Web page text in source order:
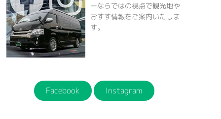
ーならではの視点で観光地や
おすす情報をご案内いたしま
す。
Facebook Instagram